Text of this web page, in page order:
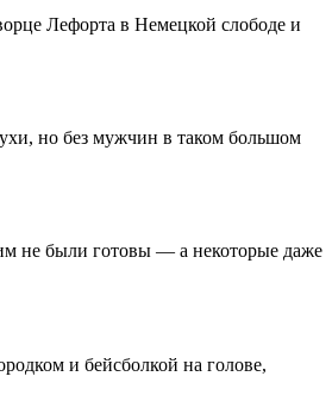
Лефорта в Немецкой слободе и
но без мужчин в таком большом
не были готовы — а некоторые даже
и бейсболкой на голове,